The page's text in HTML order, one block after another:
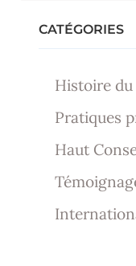
CATÉGORIES
Histoire
Pratiques
Haut